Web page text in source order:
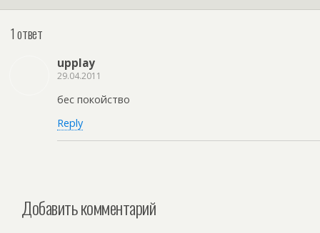
1 ответ
upplay
29.04.2011
бес покойство
Reply
Добавить комментарий